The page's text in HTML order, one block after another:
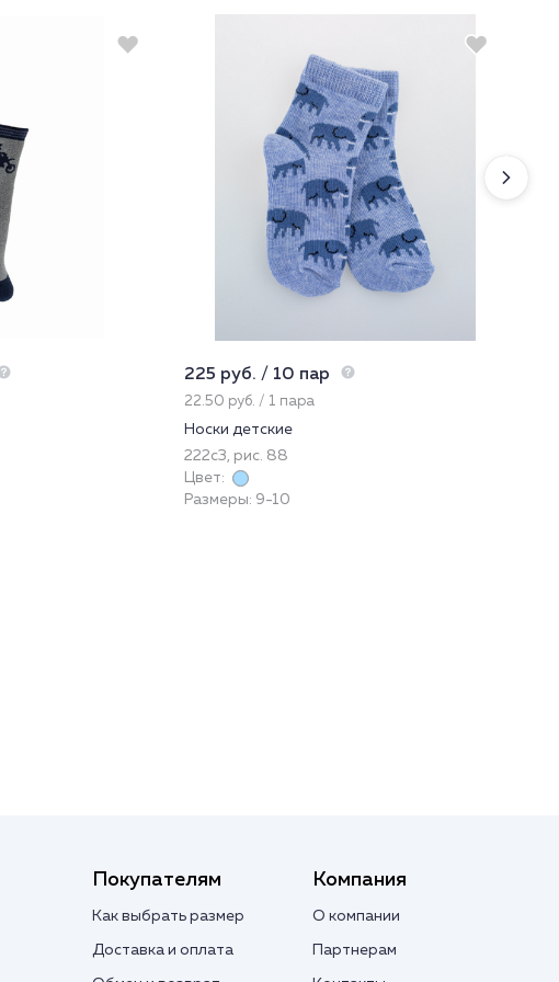
225 руб. / 10 пар
22.50 руб. / 1 пара
Носки детские
222с3, рис. 88
Цвет:
Размеры: 9-10
Покупателям
Как выбрать размер
Доставка и оплата
Компания
О компании
Партнерам